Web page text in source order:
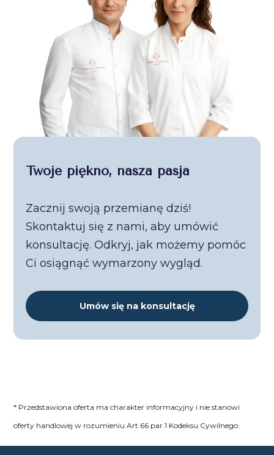
Twoje piękno, nasza pasja
Zacznij swoją przemianę dziś!
Skontaktuj się z nami, aby umówić
konsultację. Odkryj, jak możemy pomóc
Ci osiągnąć wymarzony wygląd.
Umów się na konsultację
* Przedstawiona oferta ma charakter informacyjny i nie stanowi
oferty handlowej w rozumieniu Art.66 par.1 Kodeksu Cywilnego.